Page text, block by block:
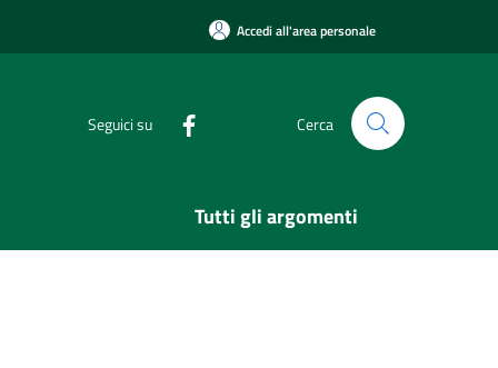
Accedi all'area personale
Seguici su Cerca
Tutti gli argomenti